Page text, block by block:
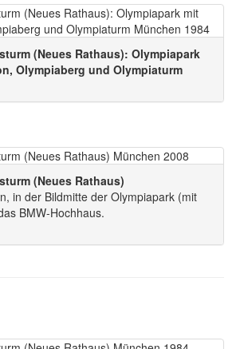
(Neues Rathaus): Olympiapark
Olympiaberg und Olympiaturm
(Neues Rathaus)
in der Bildmitte der Olympiapark (mit
BMW-Hochhaus.